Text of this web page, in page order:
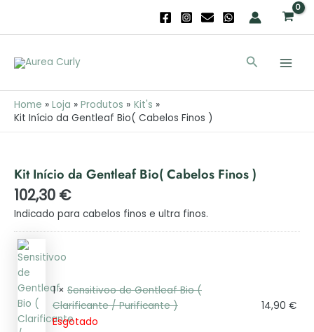
content
Search
Home Loja Produtos
Kit's
Kit Início da Gentleaf Bio( Cabelos Finos )
Kit Início da Gentleaf Bio( Cabelos Finos )
102,30 €
Indicado para cabelos finos e ultra finos.
1 × Sensitivoo de Gentleaf Bio (
Clarificante / Purificante )
Esgotado
14,90 €